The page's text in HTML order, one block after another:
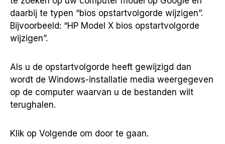
daarbij te typen “bios opstartvolgorde wijzigen”.
Bijvoorbeeld: “HP Model X bios opstartvolgorde
wijzigen”.
Als u de opstartvolgorde heeft gewijzigd dan
wordt de Windows-installatie media weergegeven
op de computer waarvan u de bestanden wilt
terughalen.
Klik op Volgende om door te gaan.